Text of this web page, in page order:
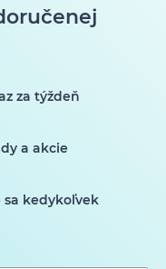
za týždeň
a akcie
sa kedykoľvek